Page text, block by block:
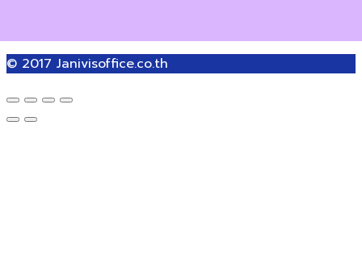
© 2017 Janivisoffice.co.th